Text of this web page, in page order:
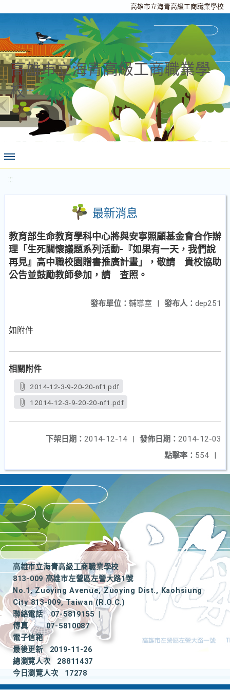
高雄市立海青高級工商職業學校
高雄市立海青高級工商職業學
校
:::
最新消息
教育部生命教育學科中心將與安寧照顧基金會合作辦
理「生死關懷議題系列活動-『如果有一天，我們說
再見』高中職校園贈書推廣計畫」，敬請 貴校協助
公告並鼓勵教師參加，請 查照。
發布人： dep251
發布單位： 輔導室 |
如附件
相關附件
2014-12-3-9-20-20-nf1.pdf
12014-12-3-9-20-20-nf1.pdf
發佈日期： 2014-12-03
下架日期： 2014-12-14
|
點擊率： 554 |
高雄市立海青高級工商職業學校
813-009 高雄市左營區左營大路1號
No.1, Zuoying Avenue, Zuoying Dist., Kaohsiung
City 813-009, Taiwan (R.O.C.)
聯絡電話
07-5819155
|
傳真
07-5810087
電子信箱
最後更新
2019-11-26
總瀏覽人次
28811437
今日瀏覽人次
17278